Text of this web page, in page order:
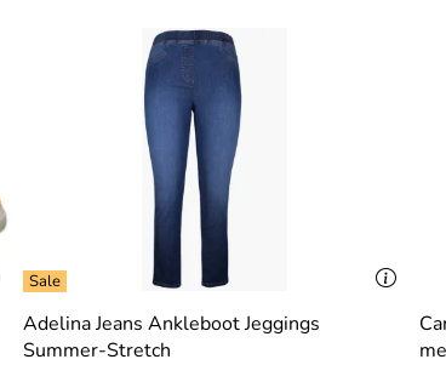
Adelina Jeans Ankleboot Jeggings
Summer-Stretch